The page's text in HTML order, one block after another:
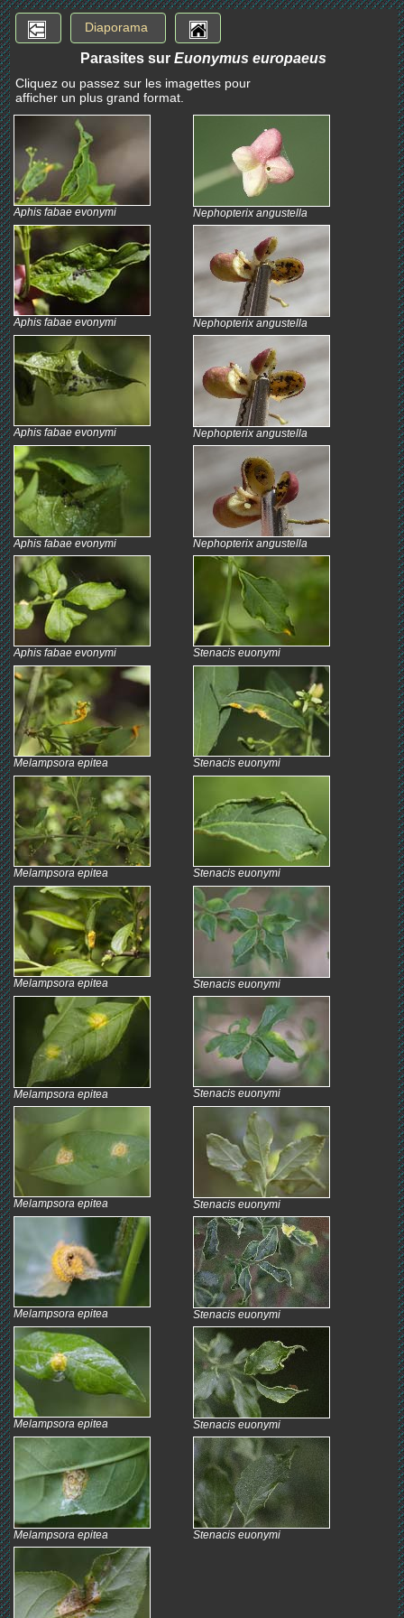
Diaporama
Parasites surEuonymus europaeus
Cliquez ou passez sur les imagettes pour
afficher un plus grand format.
Aphis fabae evonymi
Aphis fabae evonymi
Aphis fabae evonymi
Aphis fabae evonymi
Aphis fabae evonymi
Melampsora epitea
Melampsora epitea
Melampsora epitea
Melampsora epitea
Melampsora epitea
Melampsora epitea
Melampsora epitea
Melampsora epitea
Nephopterix angustella
Nephopterix angustella
Nephopterix angustella
Nephopterix angustella
Stenacis euonymi
Stenacis euonymi
Stenacis euonymi
Stenacis euonymi
Stenacis euonymi
Stenacis euonymi
Stenacis euonymi
Stenacis euonymi
Stenacis euonymi